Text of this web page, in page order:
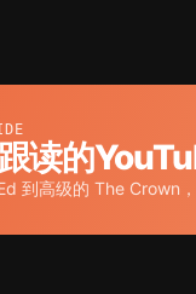
读的
到高级的 The Crown，